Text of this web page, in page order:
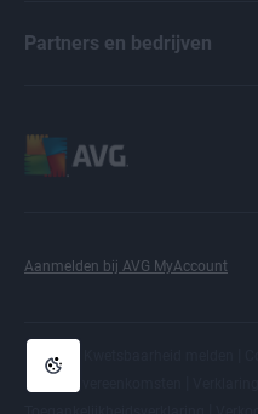
Partners en bedrijven
Aanmelden bij AVG MyAccount
Privacy